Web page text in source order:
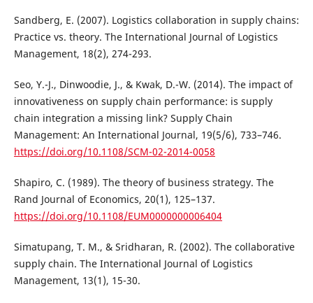
Sandberg, E. (2007). Logistics collaboration in supply chains:
Practice vs. theory. The International Journal of Logistics
Management, 18(2), 274-293.
Seo, Y.-J., Dinwoodie, J., & Kwak, D.-W. (2014). The impact of
innovativeness on supply chain performance: is supply
chain integration a missing link? Supply Chain
Management: An International Journal, 19(5/6), 733–746.
https://doi.org/10.1108/SCM-02-2014-0058
Shapiro, C. (1989). The theory of business strategy. The
Rand Journal of Economics, 20(1), 125–137.
https://doi.org/10.1108/EUM0000000006404
Simatupang, T. M., & Sridharan, R. (2002). The collaborative
supply chain. The International Journal of Logistics
Management, 13(1), 15-30.